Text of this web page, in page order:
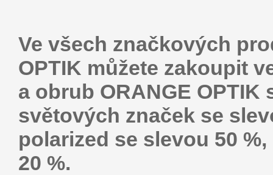
Ve všech značkových
OPTIK můžete zakoupit
a obrub ORANGE
světových značek se
polarized se slevou 50
20 %.